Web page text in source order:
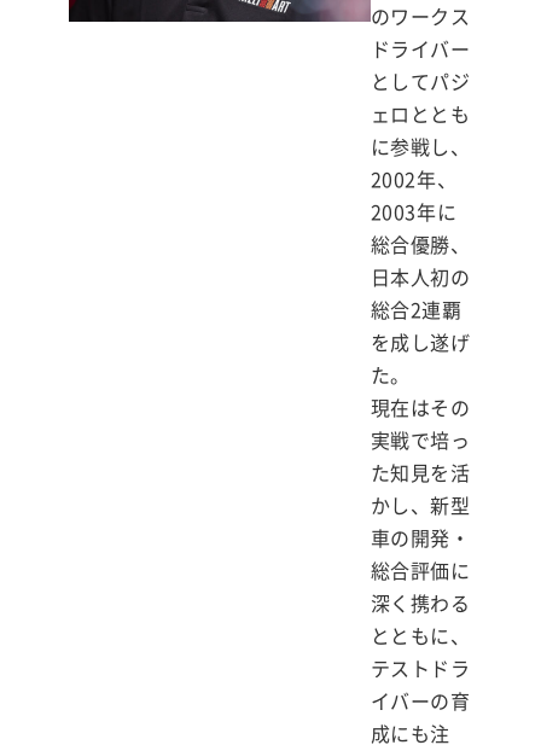
のワークス
ドライバー
としてパジ
ェロととも
に参戦し、
2002年、
2003年に
総合優勝、
日本人初の
総合2連覇
を成し遂げ
た。
現在はその
実戦で培っ
た知見を活
かし、新型
車の開発・
総合評価に
深く携わる
とともに、
テストドラ
イバーの育
成にも注